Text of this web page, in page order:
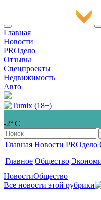
Главная
Новости
PROдело
Отзывы
Спецпроекты
Недвижимость
Авто
-2° С
Главная Новости PROдело
Главное Общество
НовостиОбщество
Все новости этой рубрики